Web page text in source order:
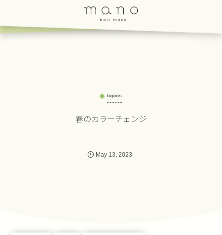
topics
春のカラーチェンジ
May 13,2023